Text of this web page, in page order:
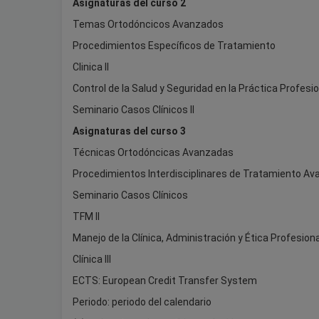
Asignaturas del curso 2
Temas Ortodóncicos Avanzados
Procedimientos Específicos de Tratamiento
Clinica II
Control de la Salud y Seguridad en la Práctica
Seminario Casos Clínicos II
Asignaturas del curso 3
Técnicas Ortodóncicas Avanzadas
Procedimientos Interdisciplinares de Tratamiento
Seminario Casos Clínicos
TFM II
Manejo de la Clínica, Administración y Ética
Clínica III
ECTS: European Credit Transfer System
Periodo: periodo del calendario